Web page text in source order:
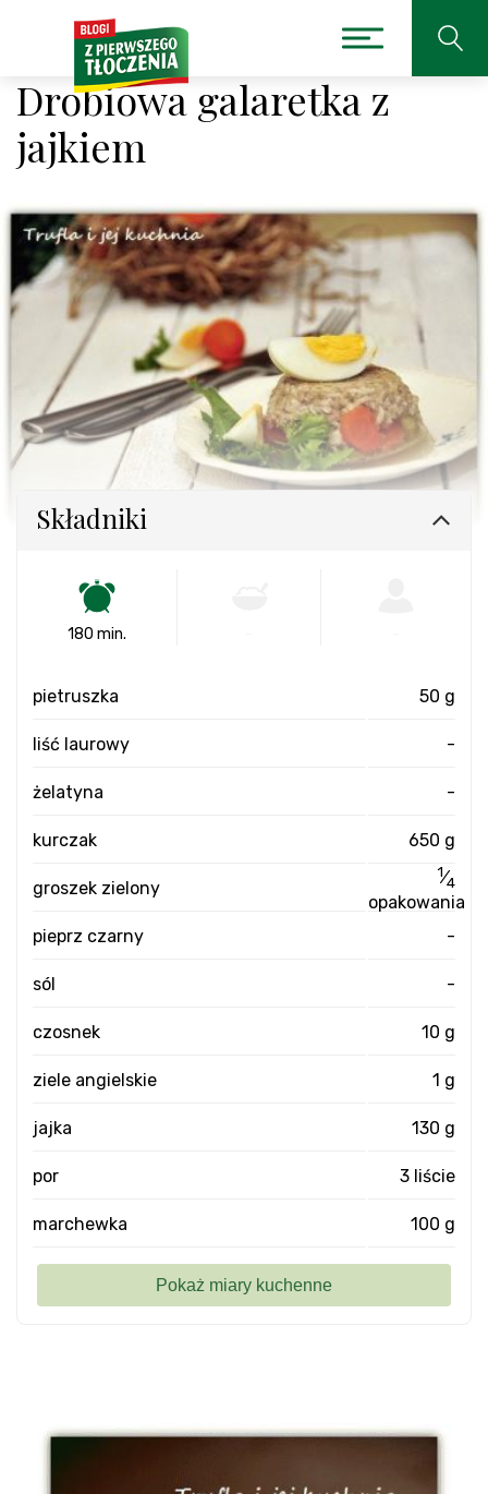
Drobiowa galaretka z
jajkiem
Składniki
180 min.
pietruszka 50 g
liść laurowy -
żelatyna -
kurczak 650 g
groszek zielony
1⁄4
opakowania
pieprz czarny
-
sól -
czosnek 10 g
ziele angielskie 1 g
jajka 130 g
por 3 liście
marchewka 100 g